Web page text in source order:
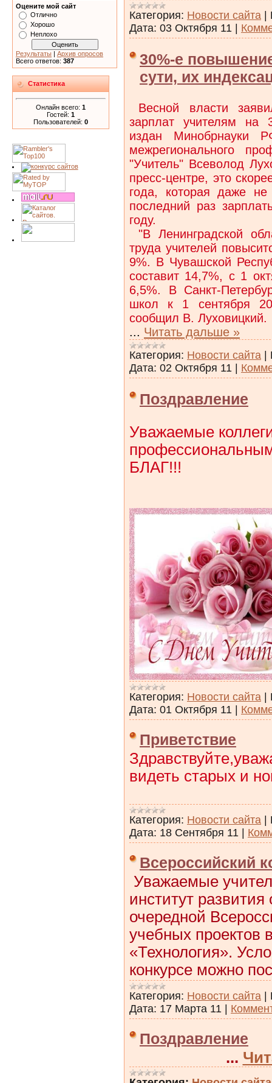
Оцените мой сайт
Отлично
Хорошо
Неплохо
Результаты | Архив опросов
Всего ответов: 387
Статистика
Онлайн всего: 1
Гостей: 1
Пользователей: 0
Категория: Новости сайта
Дата: 03 Октября 11
30%-е
сути, их
Весной власти
зарплат учителям на
издан Минобрнауки
межрегионального
"Учитель" Всеволод
пресс-центре, это
года, которая даже
последний раз
году.
"В Ленинградской
труда учителей
9%. В Чувашской
составит 14,7%, с 1
6,5%. В Санкт-
школ к 1 сентября
сообщил В. Луховицкий.
... Читать дальше »
Категория: Новости сайта
Дата: 02 Октября 11
Поздравление
Уважаемые
БЛАГ!!!
Категория: Новости сайта
Дата: 01 Октября 11
Приветствие
видеть старых и
Категория: Новости сайта
Дата: 18 Сентября 11
Всероссийский
Уважаемые
институт
очередной
учебных проектов
«Технология».
конкурсе можно
Категория: Новости сайта
Дата: 17 Марта 11
Поздравление
...